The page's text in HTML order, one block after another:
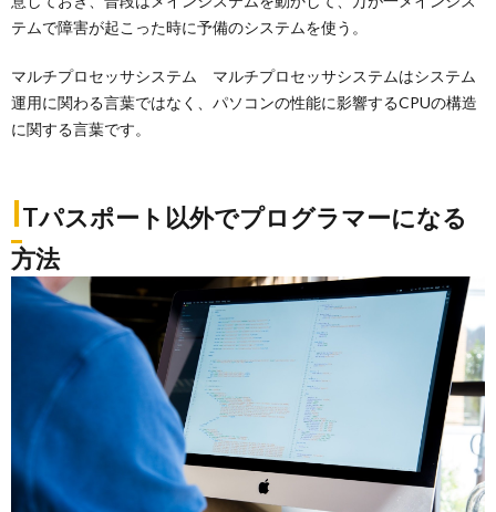
テムで障害が起こった時に予備のシステムを使う。
マルチプロセッサシステム マルチプロセッサシステムはシステム
運用に関わる言葉ではなく、パソコンの性能に影響するCPUの構造
に関する言葉です。
ITパスポート以外でプログラマーになる
方法